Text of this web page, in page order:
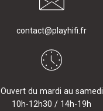
contact@playhifi.fr
Ouvert du mardi au samedi
10h-12h30 / 14h-19h